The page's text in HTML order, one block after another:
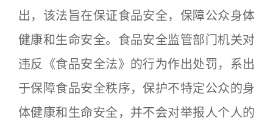
出，该法旨在保证食品安全，保障公众身体
健康和生命安全。食品安全监管部门机关对
违反《食品安全法》的行为作出处罚，系出
于保障食品安全秩序，保护不特定公众的身
体健康和生命安全，并不会对举报人个人的